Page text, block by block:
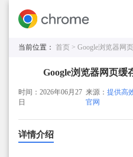
当前位置： 首页 > Google浏览器网
Google浏览器网页缓
时间：2026年06月27
日
来源：提供高
官网
详情介绍